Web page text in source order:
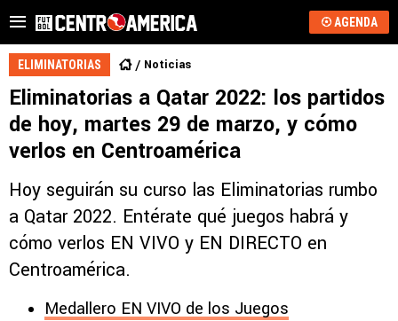
AGENDA
ELIMINATORIAS Noticias
Eliminatorias a Qatar 2022: los partidos
de hoy, martes 29 de marzo, y cómo
verlos en Centroamérica
Hoy seguirán su curso las Eliminatorias rumbo
a Qatar 2022. Entérate qué juegos habrá y
cómo verlos EN VIVO y EN DIRECTO en
Centroamérica.
Medallero EN VIVO de los Juegos